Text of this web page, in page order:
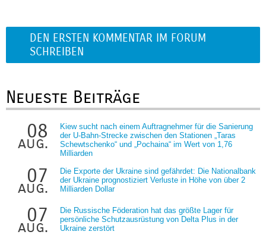
DEN ERSTEN KOMMENTAR IM FORUM
SCHREIBEN
Neueste Beiträge
08
aug.
Kiew sucht nach einem Auftragnehmer für die Sanierung
der U-Bahn-Strecke zwischen den Stationen „Taras
Schewtschenko“ und „Pochaina“ im Wert von 1,76
Milliarden
07
aug.
Die Exporte der Ukraine sind gefährdet: Die Nationalbank
der Ukraine prognostiziert Verluste in Höhe von über 2
Milliarden Dollar
07
aug.
Die Russische Föderation hat das größte Lager für
persönliche Schutzausrüstung von Delta Plus in der
Ukraine zerstört